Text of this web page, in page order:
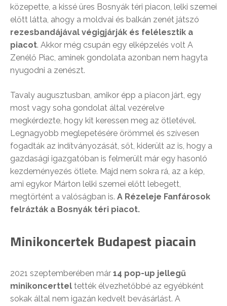
közepette, a kissé üres Bosnyák téri piacon, lelki szemei
előtt látta, ahogy a moldvai és balkán zenét játszó
rezesbandájával végigjárják és felélesztik a
piacot. Akkor még csupán egy elképzelés volt A
Zenélő Piac, aminek gondolata azonban nem hagyta
nyugodni a zenészt.
Tavaly augusztusban, amikor épp a piacon járt, egy
most vagy soha gondolat által vezérelve
megkérdezte, hogy kit keressen meg az ötletével.
Legnagyobb meglepetésére örömmel és szívesen
fogadták az indítványozását, sőt, kiderült az is, hogy a
gazdasági igazgatóban is felmerült már egy hasonló
kezdeményezés ötlete. Majd nem sokra rá, az a kép,
ami egykor Márton lelki szemei előtt lebegett,
megtörtént a valóságban is. A Rézeleje Fanfárosok
felrázták a Bosnyák téri piacot.
Minikoncertek Budapest piacain
2021 szeptemberében már 14 pop-up jellegű
minikoncerttel tették élvezhetőbbé az egyébként
sokak által nem igazán kedvelt bevásárlást. A